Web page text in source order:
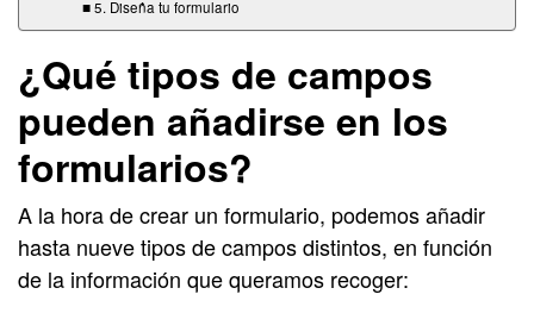
5. Diseña tu formulario
¿Qué tipos de campos
pueden añadirse en los
formularios?
A la hora de crear un formulario, podemos añadir
hasta nueve tipos de campos distintos, en función
de la información que queramos recoger: